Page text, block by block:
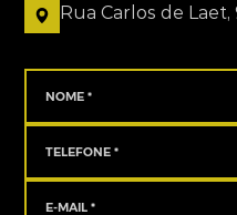
Rua Carlos de